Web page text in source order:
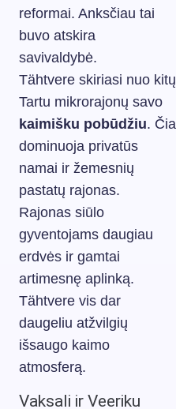
reformai. Anksčiau tai
buvo atskira
savivaldybė.
Tähtvere skiriasi nuo kitų
Tartu mikrorajonų savo
kaimišku pobūdžiu. Čia
dominuoja privatūs
namai ir žemesnių
pastatų rajonas.
Rajonas siūlo
gyventojams daugiau
erdvės ir gamtai
artimesnę aplinką.
Tähtvere vis dar
daugeliu atžvilgių
išsaugo kaimo
atmosferą.
Vaksali ir Veeriku